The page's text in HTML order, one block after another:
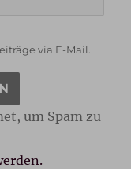
via E-Mail.
um Spam zu